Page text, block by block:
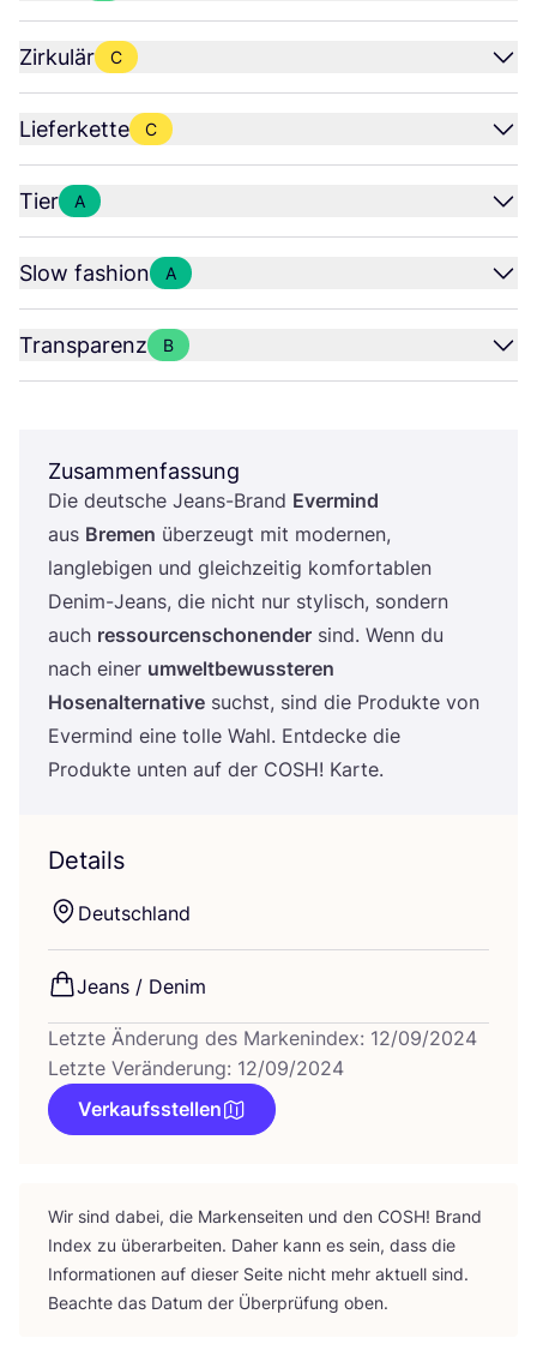
Zirkulär C
Lieferkette C
Tier A
Slow fashion A
Transparenz B
Zusammenfassung
Die deut­sche Jeans-Brand Ever­mind
aus Bre­men über­zeugt mit moder­nen,
lang­le­bi­gen und gleich­zei­tig kom­for­ta­blen
Den­im-Jeans, die nicht nur sty­lisch, son­dern
auch res­sour­cen­scho­nen­der sind. Wenn du
nach einer umwelt­be­wuss­te­ren
Hosen­al­ter­na­ti­ve suchst, sind die Pro­duk­te von
Ever­mind eine tol­le Wahl. Ent­de­cke die
Pro­duk­te unten auf der COSH! Karte.
Details
Deutsch­land
Jeans / Denim
Letzte Änderung des Markenindex: 12/09/2024
Letzte Veränderung: 12/09/2024
Verkaufsstellen
Wir sind dabei, die Mar­ken­sei­ten und den COSH! Brand
Index zu über­ar­bei­ten. Daher kann es sein, dass die
Infor­ma­tio­nen auf die­ser Sei­te nicht mehr aktu­ell sind.
Beach­te das Datum der Über­prü­fung oben.